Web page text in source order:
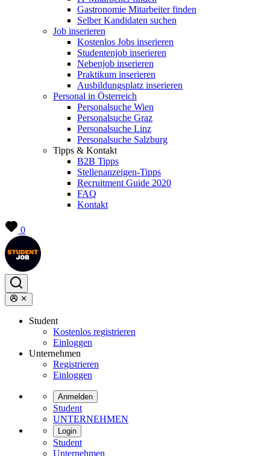
Gastronomie Mitarbeiter finden
Selber Kandidaten suchen
Job inserieren
Kostenlos Jobs inserieren
Studentenjob inserieren
Nebenjob inserieren
Praktikum inserieren
Ausbildungsplatz inserieren
Personal in Österreich
Personalsuche Wien
Personalsuche Graz
Personalsuche Linz
Personalsuche Salzburg
Tipps & Kontakt
B2B Tipps
Stellenanzeigen-Tipps
Recruitment Guide 2020
FAQ
Kontakt
0
Student
Kostenlos registrieren
Einloggen
Unternehmen
Registrieren
Einloggen
Anmelden
Student
UNTERNEHMEN
Login
Student
Unternehmen